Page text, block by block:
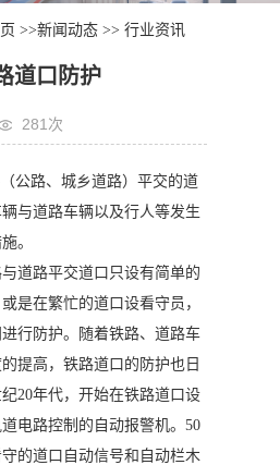
>>新闻动态 >>行业资讯
道口防护
281次
公路、城乡道路）平交的道
与道路车辆以及行人等发生
。
道路平交道口只设有简单的
是在繁忙的道口设看守员，
行防护。随着铁路、道路车
提高，铁路道口的防护也日
20年代，开始在铁路道口设
电路控制的自动报警机。50
的道口自动信号和自动栏木